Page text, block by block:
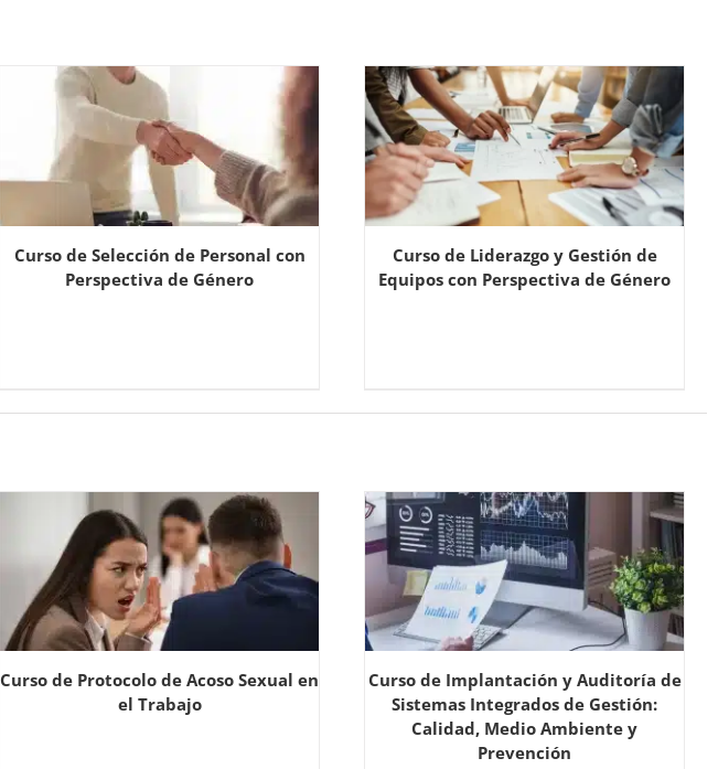
Curso de Selección de Personal con
Perspectiva de Género
Curso de Liderazgo y Gestión de
Equipos con Perspectiva de Género
Curso de Protocolo de Acoso Sexual en
el Trabajo
Curso de Implantación y Auditoría de
Sistemas Integrados de Gestión:
Calidad, Medio Ambiente y
Prevención